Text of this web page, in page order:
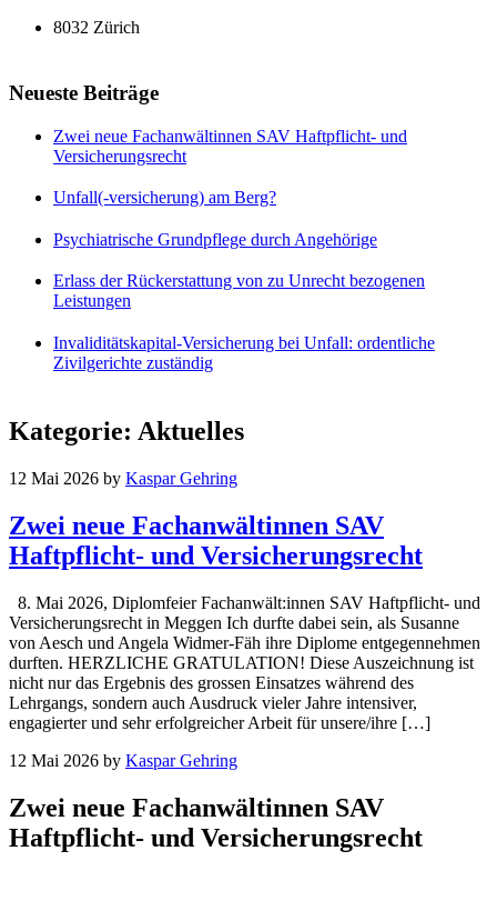
8032 Zürich
Neueste Beiträge
Zwei neue Fachanwältinnen SAV Haftpflicht- und
Versicherungsrecht
Unfall(-versicherung) am Berg?
Psychiatrische Grundpflege durch Angehörige
Erlass der Rückerstattung von zu Unrecht bezogenen
Leistungen
Invaliditätskapital-Versicherung bei Unfall: ordentliche
Zivilgerichte zuständig
Kategorie: Aktuelles
12 Mai 2026 by Kaspar Gehring
Zwei neue Fachanwältinnen SAV
Haftpflicht- und Versicherungsrecht
8. Mai 2026, Diplomfeier Fachanwält:innen SAV Haftpflicht- und
Versicherungsrecht in Meggen Ich durfte dabei sein, als Susanne
von Aesch und Angela Widmer-Fäh ihre Diplome entgegennehmen
durften. HERZLICHE GRATULATION! Diese Auszeichnung ist
nicht nur das Ergebnis des grossen Einsatzes während des
Lehrgangs, sondern auch Ausdruck vieler Jahre intensiver,
engagierter und sehr erfolgreicher Arbeit für unsere/ihre […]
12 Mai 2026 by Kaspar Gehring
Zwei neue Fachanwältinnen SAV
Haftpflicht- und Versicherungsrecht